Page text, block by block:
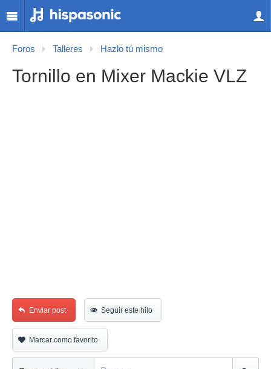
Foros Talleres Hazlo tú mismo
Tornillo en Mixer Mackie VLZ
Enviar post Seguir este hilo
Marcar como favorito